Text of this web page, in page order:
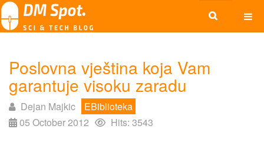
Poslovna vještina koja Vam
garantuje visoku zaradu
Dejan Majkic
EBiblioteka
05 October 2012
Hits: 3543